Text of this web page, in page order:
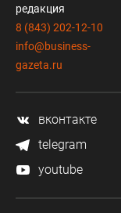
редакция
8 (843) 202-12-10
info@business-
gazeta.ru
вконтакте
telegram
youtube